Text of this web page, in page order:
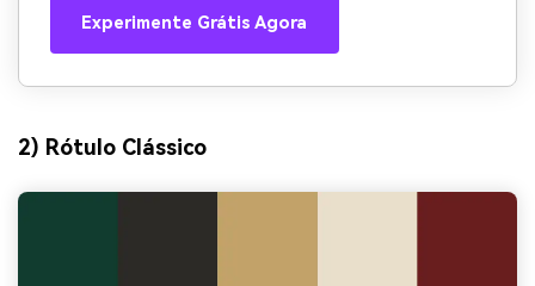
Experimente Grátis Agora
2) Rótulo Clássico